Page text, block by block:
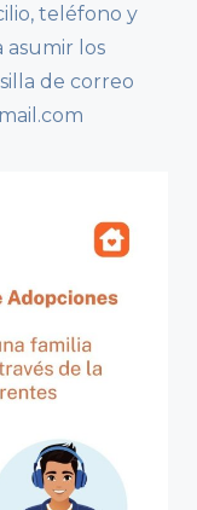
teléfono y
asumir los
de correo